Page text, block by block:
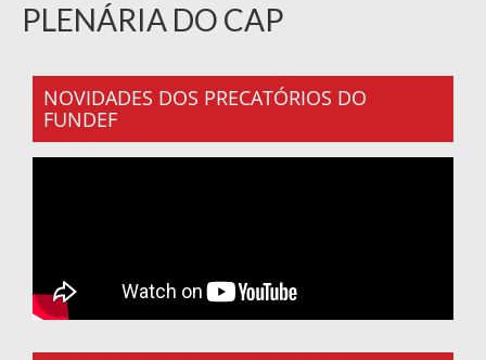
PLENÁRIA DO CAP
NOVIDADES DOS PRECATÓRIOS DO
FUNDEF